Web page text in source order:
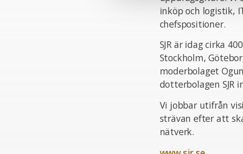
inköp och logistik,
chefspositioner.
SJR är idag cirka
Stockholm,
moderbolaget
dotterbolagen SJR
Vi jobbar utifrån
strävan efter att
nätverk.